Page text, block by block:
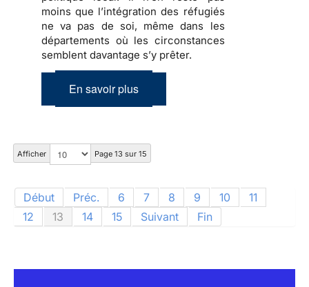
moins que l’intégration des réfugiés
ne va pas de soi, même dans les
départements où les circonstances
semblent davantage s’y prêter.
En savoir plus
Afficher Page 13 sur 15
Début Préc. 6 7 8 9 10
11
12
13 14 15 Suivant Fin